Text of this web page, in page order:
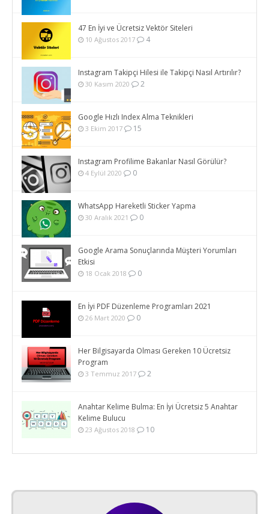
47 En İyi ve Ücretsiz Vektör Siteleri
10 Ağustos 2017 4
Instagram Takipçi Hilesi ile Takipçi Nasıl Artırılır?
30 Kasım 2020 2
Google Hızlı Index Alma Teknikleri
3 Ekim 2017 15
Instagram Profilime Bakanlar Nasıl Görülür?
4 Eylül 2020 0
WhatsApp Hareketli Sticker Yapma
30 Aralık 2021 0
Google Arama Sonuçlarında Müşteri Yorumları
Etkisi
18 Ocak 2018 0
En İyi PDF Düzenleme Programları 2021
26 Mart 2020 0
Her Bilgisayarda Olması Gereken 10 Ücretsiz
Program
3 Temmuz 2017 2
Anahtar Kelime Bulma: En İyi Ücretsiz 5 Anahtar
Kelime Bulucu
23 Ağustos 2018 10